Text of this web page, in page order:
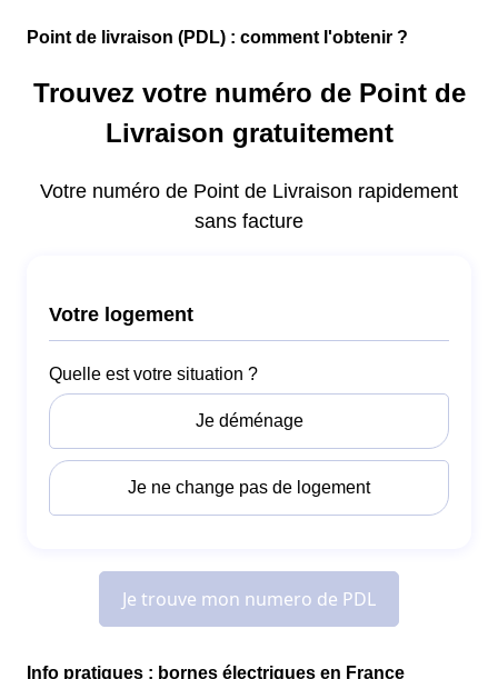
Point de livraison (PDL) : comment l'obtenir ?
Info pratiques : bornes électriques en France